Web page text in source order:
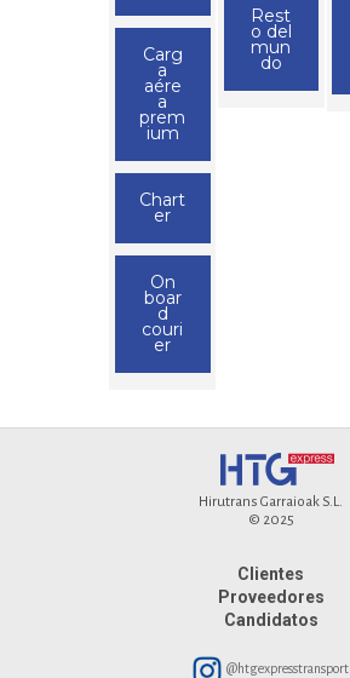
Carg
a
aére
a
prem
ium
Chart
er
On
boar
d
couri
er
Rest
o del
mun
do
Hirutrans Garraioak S.L.
© 2025
Clientes
Proveedores
Candidatos
@htgexpresstransport